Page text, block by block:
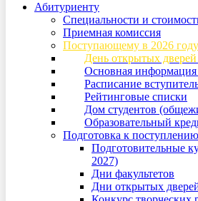
Абитуриенту
Специальности и
Приемная комиссия
Поступающему в 2026 году
День открытых
Основная информация
Расписание
Рейтинговые списки
Дом студентов
Образовательный
Подготовка к поступлению
Подготовительные
2027)
Дни факультетов
Дни открытых